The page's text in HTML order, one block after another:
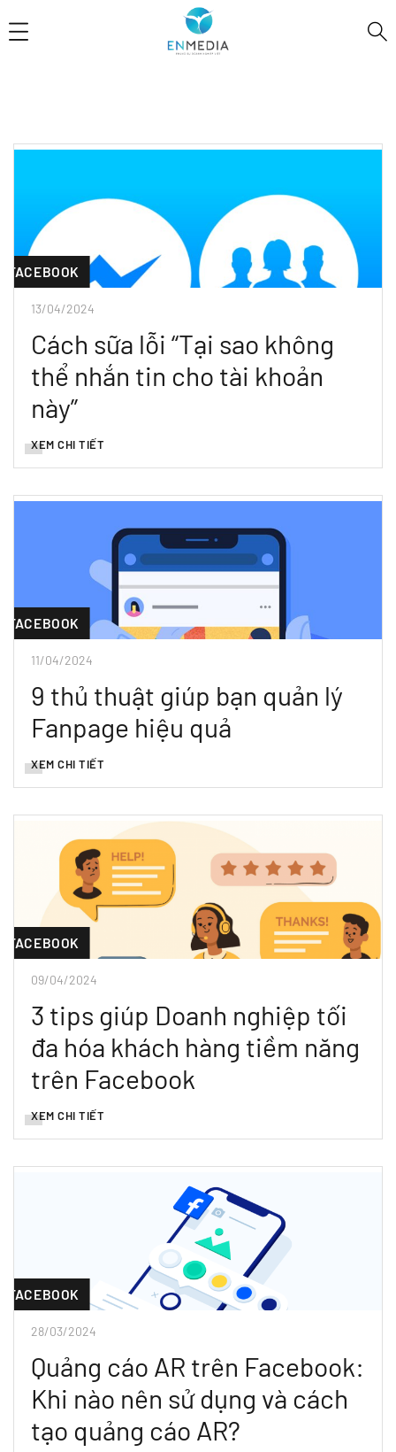
FACEBOOK
13/04/2024
Cách sữa lỗi “Tại sao không
thể nhắn tin cho tài khoản
này”
XEM CHI TIẾT
FACEBOOK
11/04/2024
9 thủ thuật giúp bạn quản lý
Fanpage hiệu quả
XEM CHI TIẾT
FACEBOOK
09/04/2024
3 tips giúp Doanh nghiệp tối
đa hóa khách hàng tiềm năng
trên Facebook
XEM CHI TIẾT
FACEBOOK
28/03/2024
Quảng cáo AR trên Facebook:
Khi nào nên sử dụng và cách
tạo quảng cáo AR?